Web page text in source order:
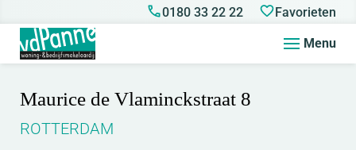
0180 33 22 22 Favorieten
Menu
Maurice de Vlaminckstraat 8
ROTTERDAM